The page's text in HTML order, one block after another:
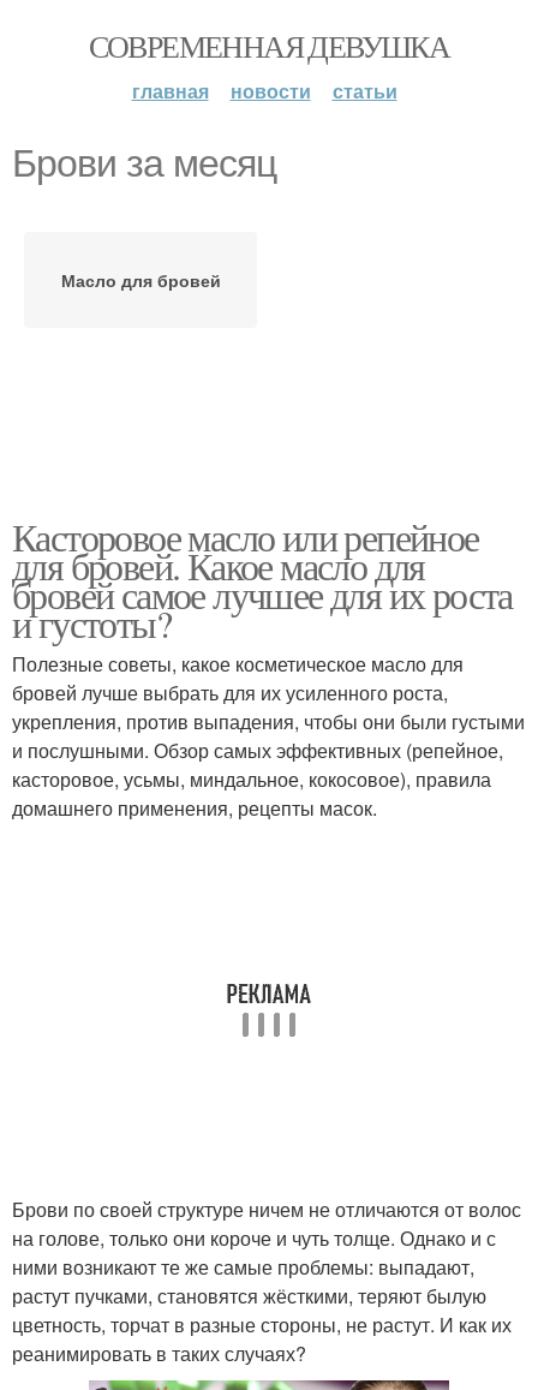
СОВРЕМЕННАЯ ДЕВУШКА
главная новости статьи
Брови за месяц
Масло для бровей
Касторовое масло или репейное
для бровей. Какое масло для
бровей самое лучшее для их роста
и густоты?
Полезные советы, какое косметическое масло для
бровей лучше выбрать для их усиленного роста,
укрепления, против выпадения, чтобы они были густыми
и послушными. Обзор самых эффективных (репейное,
касторовое, усьмы, миндальное, кокосовое), правила
домашнего применения, рецепты масок.
Брови по своей структуре ничем не отличаются от волос
на голове, только они короче и чуть толще. Однако и с
ними возникают те же самые проблемы: выпадают,
растут пучками, становятся жёсткими, теряют былую
цветность, торчат в разные стороны, не растут. И как их
реанимировать в таких случаях?